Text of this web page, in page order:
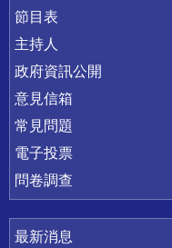
節目表
主持人
政府資訊公開
意見信箱
常見問題
電子投票
問卷調查
最新消息